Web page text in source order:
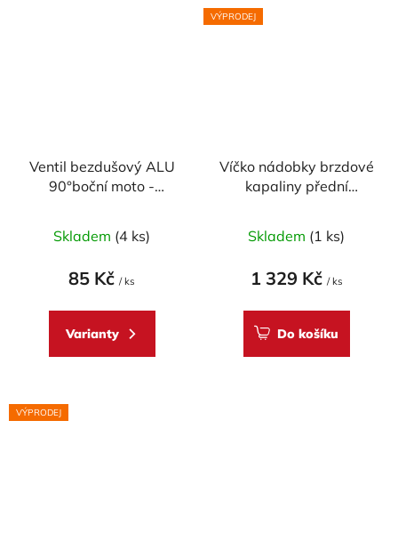
Ventil bezdušový ALU
90°boční moto -
Skladem (4 ks)
85 Kč / ks
Varianty
VÝPRODEJ
Víčko nádobky brzdové
kapaliny přední
CARBON
Skladem (1 ks)
1 329 Kč / ks
Do košíku
VÝPRODEJ